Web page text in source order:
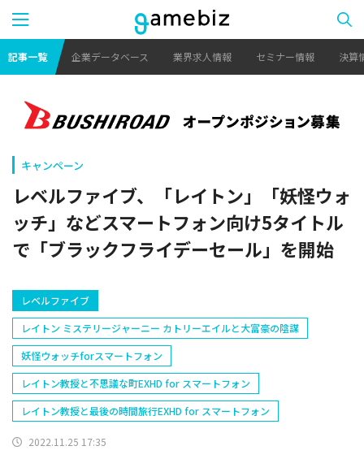
記事一覧 企業データベース 業界求人情報 セミナー情報 決算
キャンペーン
レベルファイブ、「レイトン」「妖怪ウォ
ッチ」などスマートフォン向け5タイトル
で「ブラックフライデーセール」を開始
レベルファイブ
レイトン ミステリージャーニー カトリーエイルと大富豪の陰謀
妖怪ウォッチforスマートフォン
レイトン教授と不思議な町EXHD for スマートフォン
レイトン教授と最後の時間旅行EXHD for スマートフォン
2022.11.25 17:35